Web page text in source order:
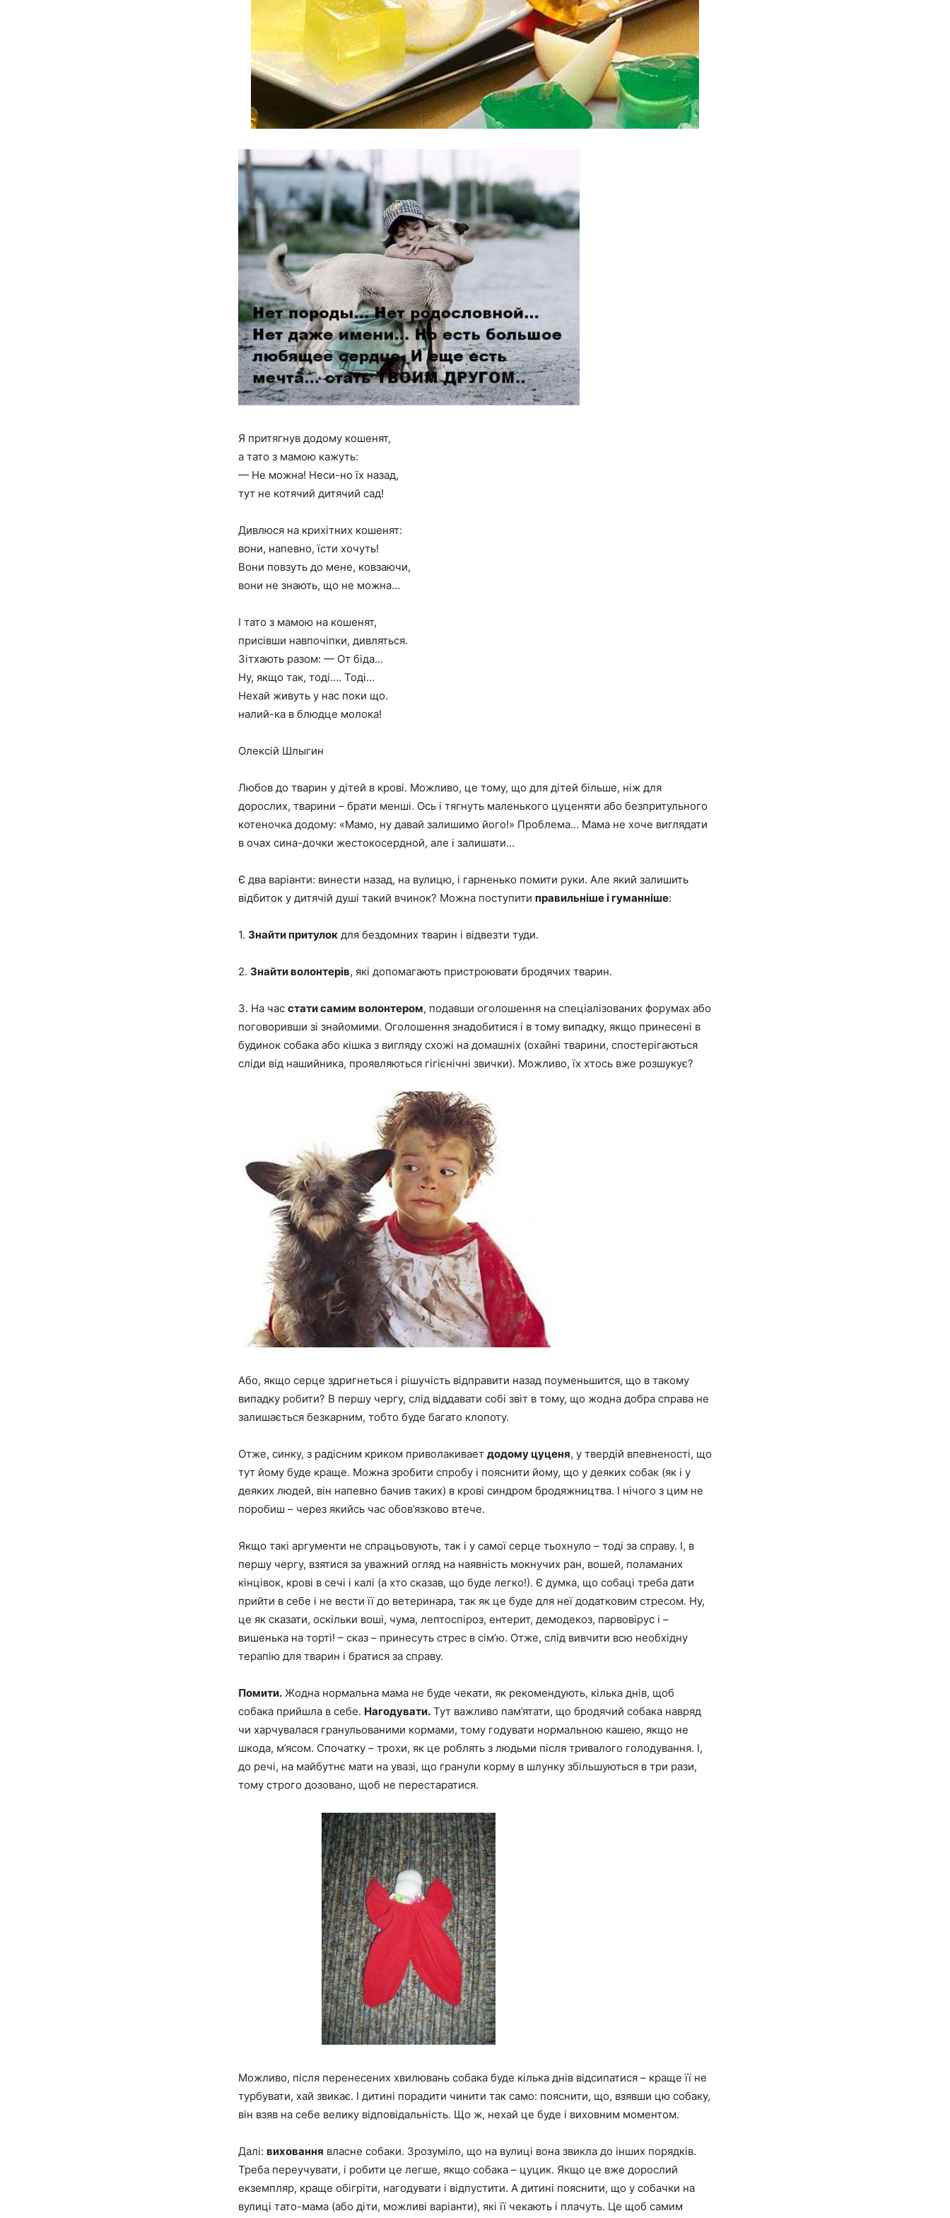
Я притягнув додому кошенят,
а тато з мамою кажуть:
— Не можна! Неси-но їх назад,
тут не котячий дитячий сад!
Дивлюся на крихітних кошенят:
вони, напевно, їсти хочуть!
Вони повзуть до мене, ковзаючи,
вони не знають, що не можна…
І тато з мамою на кошенят,
присівши навпочіпки, дивляться.
Зітхають разом: — От біда…
Ну, якщо так, тоді…. Тоді…
Нехай живуть у нас поки що.
налий-ка в блюдце молока!
Олексій Шлыгин
Любов до тварин у дітей в крові. Можливо, це тому, що для дітей більше, ніж для
дорослих, тварини – брати менші. Ось і тягнуть маленького цуценяти або безпритульного
котеночка додому: «Мамо, ну давай залишимо його!» Проблема… Мама не хоче виглядати
в очах сина-дочки жестокосердной, але і залишати…
Є два варіанти: винести назад, на вулицю, і гарненько помити руки. Але який залишить
відбиток у дитячій душі такий вчинок? Можна поступити правильніше і гуманніше:
1. Знайти притулок для бездомних тварин і відвезти туди.
2. Знайти волонтерів, які допомагають пристроювати бродячих тварин.
3. На час стати самим волонтером, подавши оголошення на спеціалізованих форумах або
поговоривши зі знайомими. Оголошення знадобитися і в тому випадку, якщо принесені в
будинок собака або кішка з вигляду схожі на домашніх (охайні тварини, спостерігаються
сліди від нашийника, проявляються гігієнічні звички). Можливо, їх хтось вже розшукує?
Або, якщо серце здригнеться і рішучість відправити назад поуменьшится, що в такому
випадку робити? В першу чергу, слід віддавати собі звіт в тому, що жодна добра справа не
залишається безкарним, тобто буде багато клопоту.
Отже, синку, з радісним криком приволакивает додому цуценя, у твердій впевненості, що
тут йому буде краще. Можна зробити спробу і пояснити йому, що у деяких собак (як і у
деяких людей, він напевно бачив таких) в крові синдром бродяжництва. І нічого з цим не
поробиш – через якийсь час обов’язково втече.
Якщо такі аргументи не спрацьовують, так і у самої серце тьохнуло – тоді за справу. І, в
першу чергу, взятися за уважний огляд на наявність мокнучих ран, вошей, поламаних
кінцівок, крові в сечі і калі (а хто сказав, що буде легко!). Є думка, що собаці треба дати
прийти в себе і не вести її до ветеринара, так як це буде для неї додатковим стресом. Ну,
це як сказати, оскільки воші, чума, лептоспіроз, ентерит, демодекоз, парвовірус і –
вишенька на торті! – сказ – принесуть стрес в сім’ю. Отже, слід вивчити всю необхідну
терапію для тварин і братися за справу.
Помити. Жодна нормальна мама не буде чекати, як рекомендують, кілька днів, щоб
собака прийшла в себе. Нагодувати. Тут важливо пам’ятати, що бродячий собака навряд
чи харчувалася гранульованими кормами, тому годувати нормальною кашею, якщо не
шкода, м’ясом. Спочатку – трохи, як це роблять з людьми після тривалого голодування. І,
до речі, на майбутнє мати на увазі, що гранули корму в шлунку збільшуються в три рази,
тому строго дозовано, щоб не перестаратися.
Можливо, після перенесених хвилювань собака буде кілька днів відсипатися – краще її не
турбувати, хай звикає. І дитині порадити чинити так само: пояснити, що, взявши цю собаку,
він взяв на себе велику відповідальність. Що ж, нехай це буде і виховним моментом.
Далі: виховання власне собаки. Зрозуміло, що на вулиці вона звикла до інших порядків.
Треба переучувати, і робити це легше, якщо собака – цуцик. Якщо це вже дорослий
екземпляр, краще обігріти, нагодувати і відпустити. А дитині пояснити, що у собачки на
вулиці тато-мама (або діти, можливі варіанти), які її чекають і плачуть. Це щоб самим